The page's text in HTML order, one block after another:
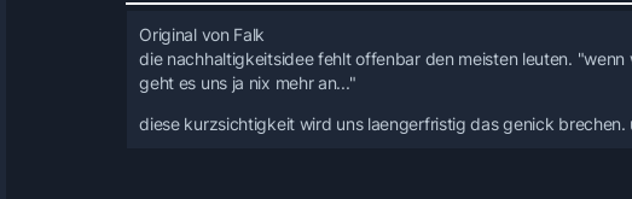
Original von Falk
die nachhaltigkeitsidee fehlt offenbar den meisten leuten.
geht es uns ja nix mehr an..."
diese kurzsichtigkeit wird uns laengerfristig das genick brechen.